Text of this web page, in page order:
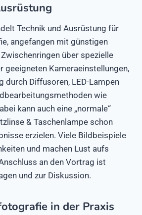
Technik und Ausrüstung für
angefangen mit günstigen
über spezielle
geeigneten Kameraeinstellungen,
durch Diffusoren, LED-Lampen
wie
kann auch eine „normale“
& Taschenlampe schon
erzielen. Viele Bildbeispiele
und machen Lust aufs
an den Vortrag ist
und zur Diskussion.
in der Praxis